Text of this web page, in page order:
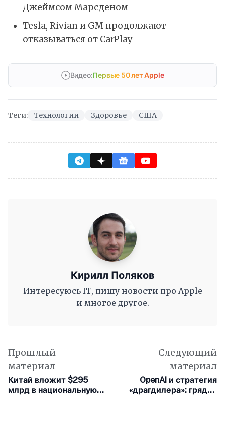
Джеймсом Марсденом
Tesla, Rivian и GM продолжают
отказываться от CarPlay
Видео:Первые 50 лет Apple
Теги: Технологии Здоровье США
Кирилл Поляков
Интересуюсь IT, пишу новости про Apple
и многое другое.
Прошлый
материал
Китай вложит $295
млрд в национальную
Следующий
материал
OpenAI и стратегия
«драгдилера»: грядёт